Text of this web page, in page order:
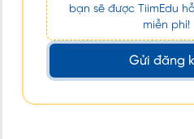
bạn sẽ được TiimEdu
miễn phí!
Gửi đăng